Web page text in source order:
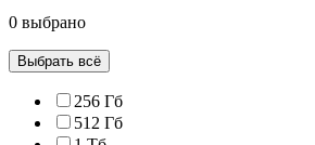
0 выбрано
Выбрать всё
256 Гб
512 Гб